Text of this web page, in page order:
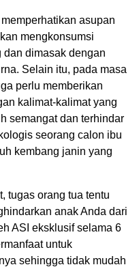
asupan
mengkonsumsi
dimasak dengan
Selain itu, pada masa
perlu memberikan
kalimat-kalimat yang
semangat dan terhindar
seorang calon ibu
kembang janin yang
tugas orang tua tentu
anak Anda dari
ASI eksklusif selama 6
untuk
sehingga tidak mudah